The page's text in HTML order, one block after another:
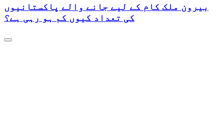
بیرون ملک کام کے لیے جانے والے پاکستانیوں
کی تعداد کیوں کم ہو رہی ہے؟